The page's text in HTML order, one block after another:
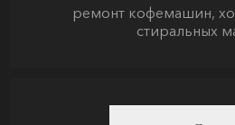
ремонт кофемашин,
стиральных